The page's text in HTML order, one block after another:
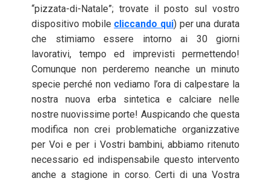
“pizzata-di-Natale”; trovate il posto sul vostro
dispositivo mobile cliccando qui) per una durata
che stimiamo essere intorno ai 30 giorni
lavorativi, tempo ed imprevisti permettendo!
Comunque non perderemo neanche un minuto
specie perché non vediamo l’ora di calpestare la
nostra nuova erba sintetica e calciare nelle
nostre nuovissime porte! Auspicando che questa
modifica non crei problematiche organizzative
per Voi e per i Vostri bambini, abbiamo ritenuto
necessario ed indispensabile questo intervento
anche a stagione in corso. Certi di una Vostra